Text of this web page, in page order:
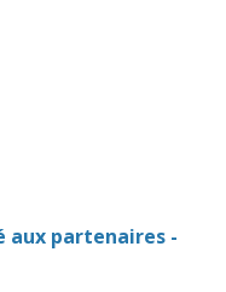
aux partenaires -